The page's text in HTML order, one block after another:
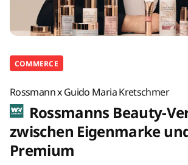
COMMERCE
Rossmann x Guido Maria Kretschmer
Rossmanns Beauty-
zwischen Eigenmarke
Premium